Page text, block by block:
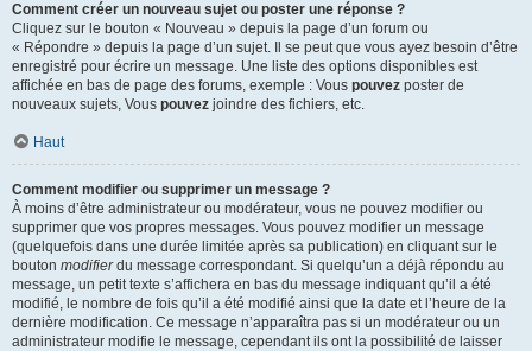
Comment créer un nouveau sujet ou poster une réponse ?
Cliquez sur le bouton « Nouveau » depuis la page d’un forum ou
« Répondre » depuis la page d’un sujet. Il se peut que vous ayez besoin d’être
enregistré pour écrire un message. Une liste des options disponibles est
affichée en bas de page des forums, exemple : Vous pouvez poster de
nouveaux sujets, Vous pouvez joindre des fichiers, etc.
Haut
Comment modifier ou supprimer un message ?
À moins d’être administrateur ou modérateur, vous ne pouvez modifier ou
supprimer que vos propres messages. Vous pouvez modifier un message
(quelquefois dans une durée limitée après sa publication) en cliquant sur le
bouton modifierdu message correspondant. Si quelqu’un a déjà répondu au
message, un petit texte s’affichera en bas du message indiquant qu’il a été
modifié, le nombre de fois qu’il a été modifié ainsi que la date et l’heure de la
dernière modification. Ce message n’apparaîtra pas si un modérateur ou un
administrateur modifie le message, cependant ils ont la possibilité de laisser